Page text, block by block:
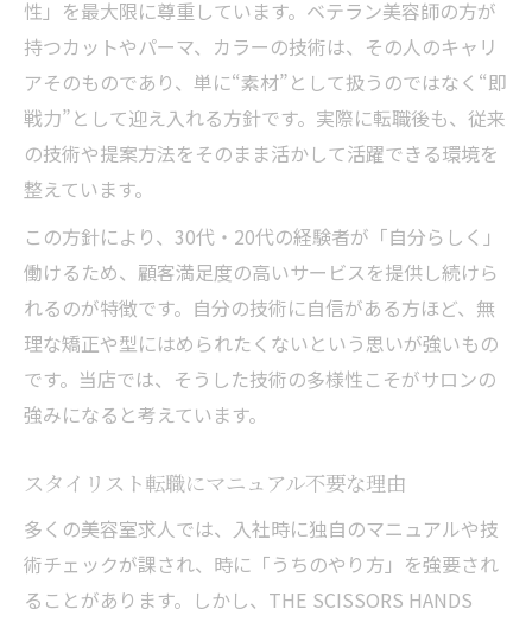
募集で年齢差を気にしない職場環境とは
美容室転職で指導係の役割からの解放体験
求人で実感できる対等な関係性の魅力
【時間の自由】今さら「見て覚える」必要な
し。練習会の強制ゼロ
美容師求人が叶える練習会なしの自由な働
き方
スタイリスト転職で時間を有効活用する方
法
募集でプライベート充実を実現する理由
求人募集で練習会強制がない職場の選び方
性」を最大限に尊重しています。ベテラン美容師の方が
持つカットやパーマ、カラーの技術は、その人のキャリ
アそのものであり、単に“素材”として扱うのではなく“即
戦力”として迎え入れる方針です。実際に転職後も、従来
の技術や提案方法をそのまま活かして活躍できる環境を
整えています。
この方針により、30代・20代の経験者が「自分らしく」
働けるため、顧客満足度の高いサービスを提供し続けら
れるのが特徴です。自分の技術に自信がある方ほど、無
理な矯正や型にはめられたくないという思いが強いもの
です。当店では、そうした技術の多様性こそがサロンの
強みになると考えています。
スタイリスト転職にマニュアル不要な理由
多くの美容室求人では、入社時に独自のマニュアルや技
術チェックが課され、時に「うちのやり方」を強要され
ることがあります。しかし、THE SCISSORS HANDS